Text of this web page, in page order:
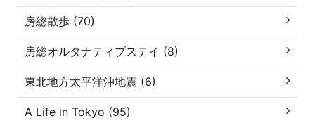
房総散歩 (70)
房総オルタナティブステイ (8)
東北地方太平洋沖地震 (6)
A Life in Tokyo (95)